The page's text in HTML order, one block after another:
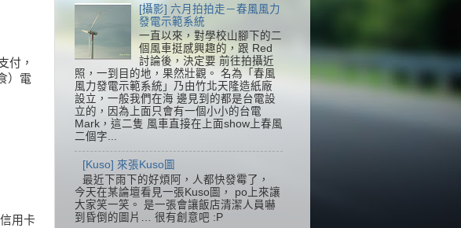
付，
）電
用卡
[攝影] 六月拍拍走－春風風力
發電示範系統
一直以來，對學校山腳下的二
個風車挺感興趣的，跟 Red
討論後，決定要 前往拍攝近
照，一到目的地，果然壯觀。 名為「春風
風力發電示範系統」乃由竹北天隆造紙廠
設立，一般我們在海 邊見到的都是台電設
立的，因為上面只會有一個小小的台電
Mark，這二隻 風車直接在上面show上春風
二個字...
[Kuso] 來張Kuso圖
最近下雨下的好煩阿，人都快發霉了，
今天在某論壇看見一張Kuso圖， po上來讓
大家笑一笑。 是一張會讓飯店清潔人員嚇
到昏倒的圖片… 很有創意吧 :P